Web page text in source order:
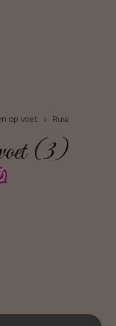
op voet › Ruw
(3)